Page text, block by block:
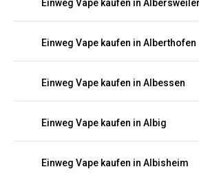
Einweg Vape kaufen in Albersweiler
Einweg Vape kaufen in Alberthofen
Einweg Vape kaufen in Albessen
Einweg Vape kaufen in Albig
Einweg Vape kaufen in Albisheim